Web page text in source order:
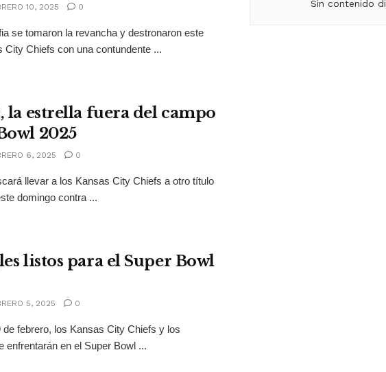
10, 2025 0
se tomaron la revancha y destronaron este
City Chiefs con una contundente ...
la estrella fuera del campo
2025
6, 2025 0
llevar a los Kansas City Chiefs a otro título
domingo contra ...
listos para el Super Bowl
5, 2025 0
febrero, los Kansas City Chiefs y los
enfrentarán en el Super Bowl ...
Sin contenido